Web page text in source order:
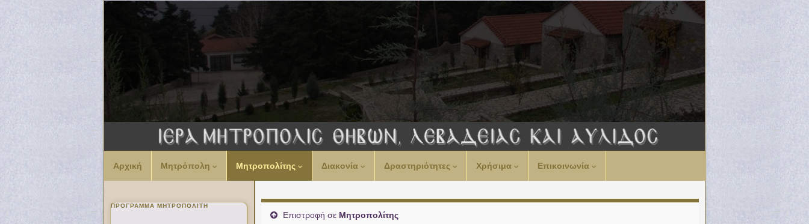
Αρχική Μητρόπολη Μητροπολίτης Διακονία Δραστηριότητες Χρήσιμα Επικοινωνία
Επιστροφή σε Μητροπολίτης
00:00
02:00
ΠΡΌΓΡΑΜΜΑ ΜΗΤΡΟΠΟΛΊΤΗ